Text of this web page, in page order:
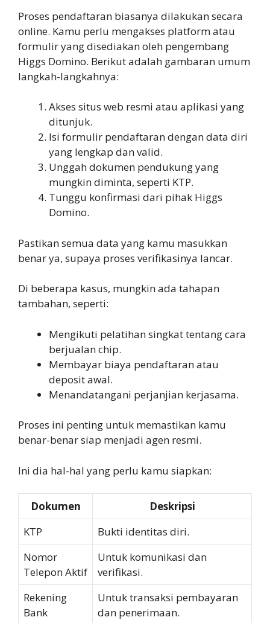
Proses pendaftaran biasanya dilakukan secara
online. Kamu perlu mengakses platform atau
formulir yang disediakan oleh pengembang
Higgs Domino. Berikut adalah gambaran umum
langkah-langkahnya:
Akses situs web resmi atau aplikasi yang
ditunjuk.
Isi formulir pendaftaran dengan data diri
yang lengkap dan valid.
Unggah dokumen pendukung yang
mungkin diminta, seperti KTP.
Tunggu konfirmasi dari pihak Higgs
Domino.
Pastikan semua data yang kamu masukkan
benar ya, supaya proses verifikasinya lancar.
Di beberapa kasus, mungkin ada tahapan
tambahan, seperti:
Mengikuti pelatihan singkat tentang cara
berjualan chip.
Membayar biaya pendaftaran atau
deposit awal.
Menandatangani perjanjian kerjasama.
Proses ini penting untuk memastikan kamu
benar-benar siap menjadi agen resmi.
Ini dia hal-hal yang perlu kamu siapkan:
Dokumen
Deskripsi
KTP
Bukti identitas diri.
Nomor
Telepon Aktif
Untuk komunikasi dan
verifikasi.
Rekening
Bank
Untuk transaksi pembayaran
dan penerimaan.